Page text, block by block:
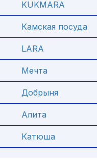
KUKMARA
Камская посуда
LARA
Мечта
Добрыня
Алита
Катюша